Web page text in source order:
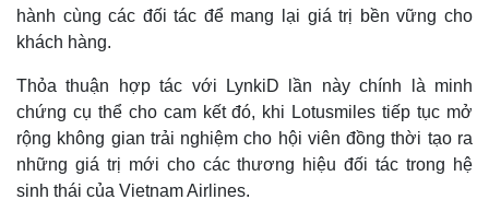
hành cùng các đối tác để mang lại giá trị bền vững cho
khách hàng.
Thỏa thuận hợp tác với LynkiD lần này chính là minh
chứng cụ thể cho cam kết đó, khi Lotusmiles tiếp tục mở
rộng không gian trải nghiệm cho hội viên đồng thời tạo ra
những giá trị mới cho các thương hiệu đối tác trong hệ
sinh thái của Vietnam Airlines.